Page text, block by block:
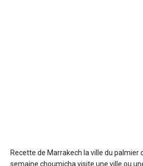
Recette de Marrakech la ville du palmier
semaine choumicha visite une ville ou